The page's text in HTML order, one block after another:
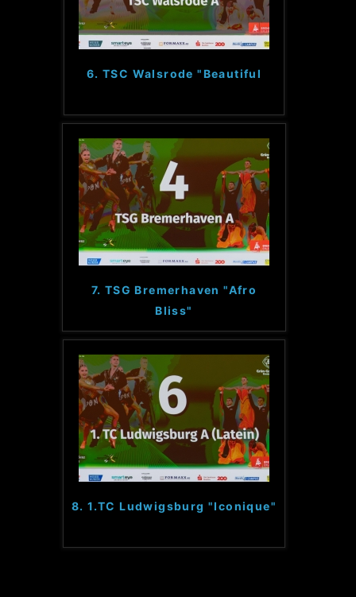
6. TSC Walsrode "Beautiful
7. TSG Bremerhaven "Afro
Bliss"
8. 1.TC Ludwigsburg "Iconique"